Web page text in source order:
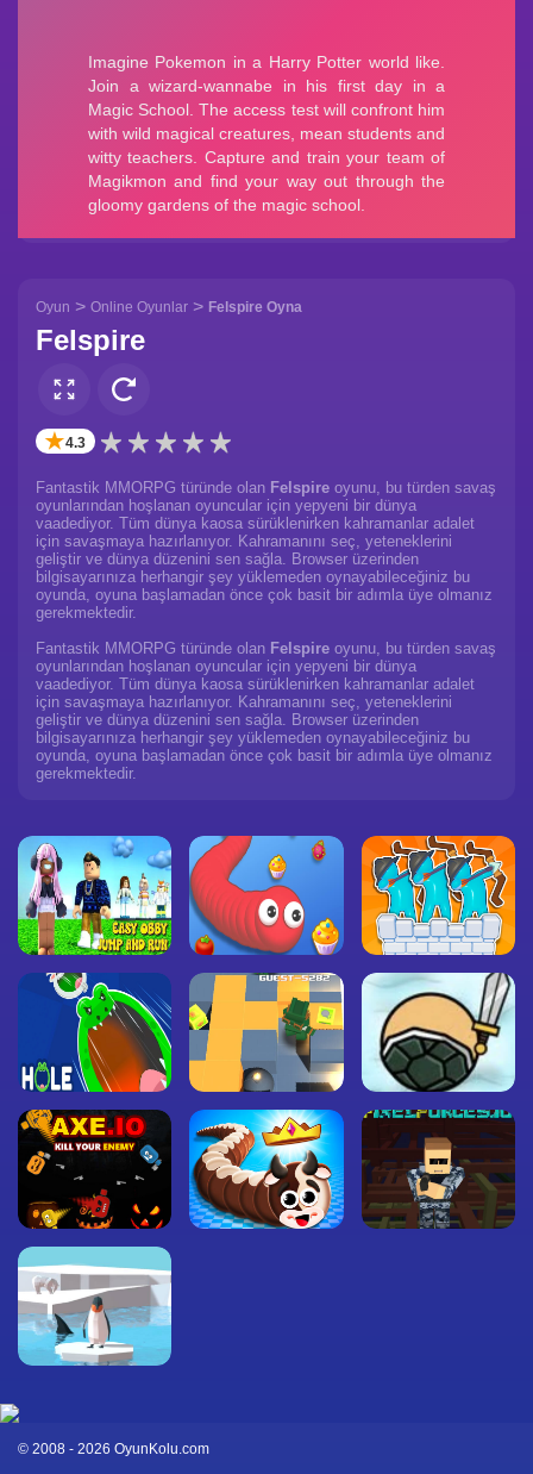
Oyun > Online Oyunlar > Felspire Oyna
Felspire
✭4.3
Fantastik MMORPG türünde olan Felspire oyunu, bu türden savaş
oyunlarından hoşlanan oyuncular için yepyeni bir dünya
vaadediyor. Tüm dünya kaosa sürüklenirken kahramanlar adalet
için savaşmaya hazırlanıyor. Kahramanını seç, yeteneklerini
geliştir ve dünya düzenini sen sağla. Browser üzerinden
bilgisayarınıza herhangir şey yüklemeden oynayabileceğiniz bu
oyunda, oyuna başlamadan önce çok basit bir adımla üye olmanız
gerekmektedir.
Fantastik MMORPG türünde olan Felspire oyunu, bu türden savaş
oyunlarından hoşlanan oyuncular için yepyeni bir dünya
vaadediyor. Tüm dünya kaosa sürüklenirken kahramanlar adalet
için savaşmaya hazırlanıyor. Kahramanını seç, yeteneklerini
geliştir ve dünya düzenini sen sağla. Browser üzerinden
bilgisayarınıza herhangir şey yüklemeden oynayabileceğiniz bu
oyunda, oyuna başlamadan önce çok basit bir adımla üye olmanız
gerekmektedir.
© 2008 - 2026 OyunKolu.com